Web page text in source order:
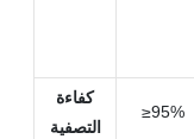
كفاءة
التصفية
≥95%